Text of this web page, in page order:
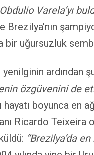
Varela’yı
Brezilya’nın
uğursuzluk
ardından
özgüvenini de
hayatı boyunca en
Ricardo Teixeira
“Brezilya’da